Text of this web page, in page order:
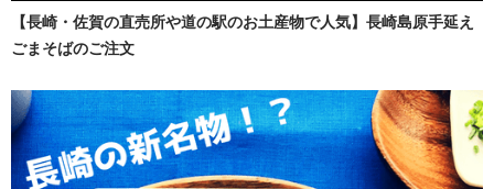
【長崎・佐賀の直売所や道の駅のお土産物で人気】長崎島原手延え
ごまそばのご注文